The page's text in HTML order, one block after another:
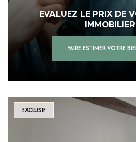
EVALUEZ LE PRIX DE
IMMOBILIER
FAIRE ESTIMER VOTRE
EXCLUSIF